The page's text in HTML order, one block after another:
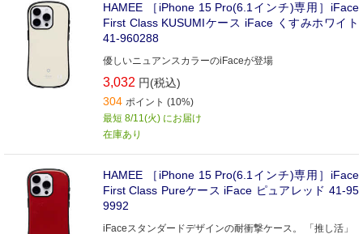
HAMEE ［iPhone 15 Pro(6.1インチ)専用］iFace
First Class KUSUMIケース iFace くすみホワイト
41-960288
優しいニュアンスカラーのiFaceが登場
3,032 円(税込)
304 ポイント (10%)
最短 8/11(火) にお届け
在庫あり
HAMEE ［iPhone 15 Pro(6.1インチ)専用］iFace
First Class Pureケース iFace ピュアレッド 41-95
9992
iFaceスタンダードデザインの耐衝撃ケース。 「推し活」